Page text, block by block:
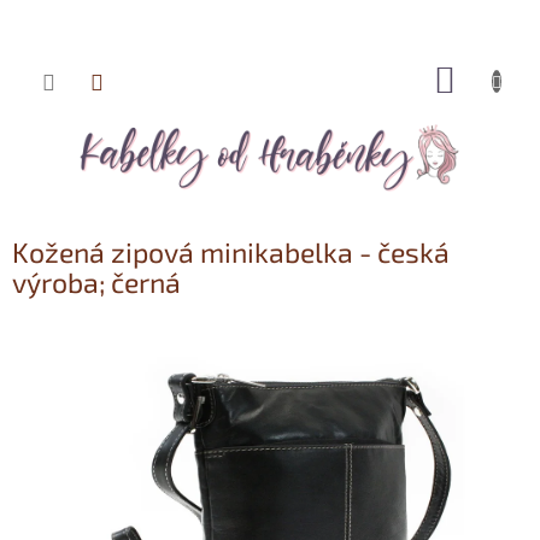
Přejít
Kožená zipová minikabelka - česká
výroba; černá